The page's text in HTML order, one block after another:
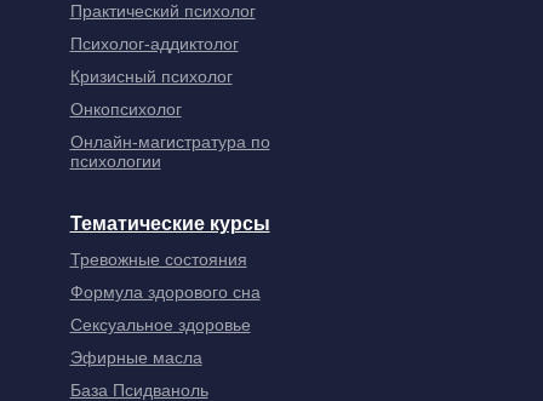
Практический психолог
Кризисный психолог
Психолог-аддиктолог
Тревожные состояния
Формула здорового сна
Тематические курсы
Сексуальное здоровье
Эфирные масла
База Псидваноль
Онкопсихолог
Онлайн-магистратура по
психологии